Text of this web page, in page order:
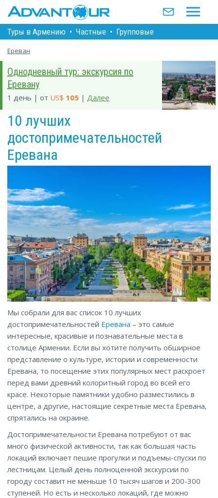
Туры в Армению • Частные • Групповые
Ереван
Однодневный тур: экскурсия по
Еревану
1 день | от US$ 105 | Далее
10 лучших
достопримечательностей
Еревана
Мы собрали для вас список 10 лучших
достопримечательностей Еревана – это самые
интересные, красивые и познавательные места в
столице Армении. Если вы хотите получить обширное
представление о культуре, истории и современности
Еревана, то посещение этих популярных мест раскроет
перед вами древний колоритный город во всей его
красе. Некоторые памятники удобно разместились в
центре, а другие, настоящие секретные места Еревана,
спрятались на окраине.
Достопримечательности Еревана потребуют от вас
много физической активности, так как большая часть
локаций включает пешие прогулки и подъемы-спуски по
лестницам. Целый день полноценной экскурсии по
городу составит не меньше 10 тысяч шагов и 200-300
ступеней. Но есть и несколько локаций, где можно